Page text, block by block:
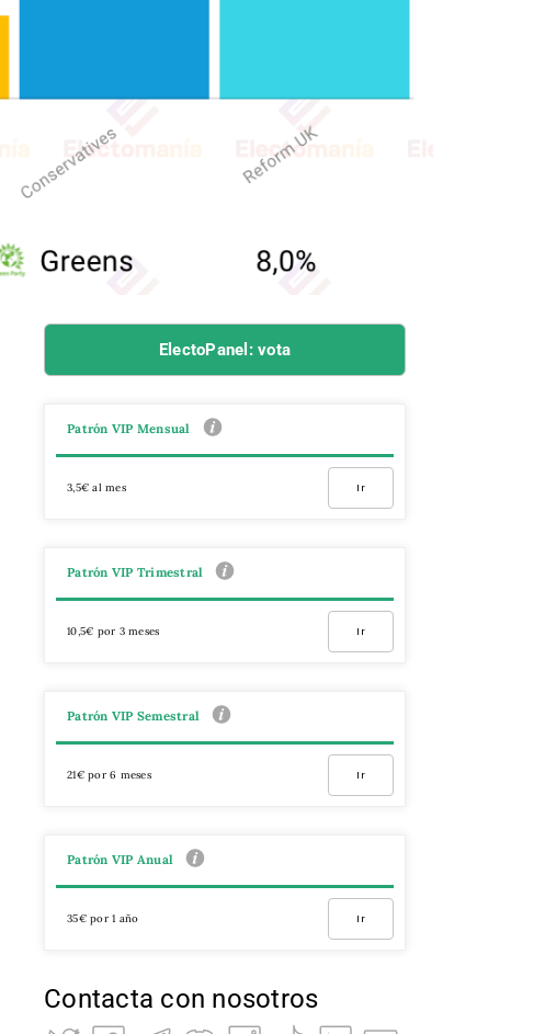
ElectoPanel: vota
Patrón VIP Mensual
3,5€ al mes Ir
Patrón VIP Trimestral
10,5€ por 3 meses Ir
Patrón VIP Semestral
21€ por 6 meses Ir
Patrón VIP Anual
35€ por 1 año Ir
Contacta con nosotros